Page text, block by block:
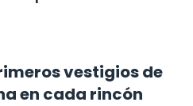
vestigios de
en cada rincón